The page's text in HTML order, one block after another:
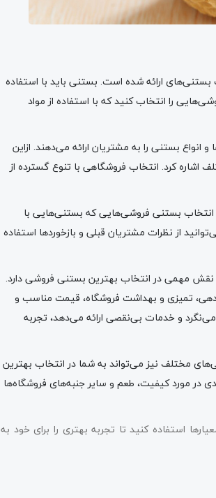
ارائه شده است. بستنی باید با استفاده
را انتخاب کنید که با استفاده از مواد
بستنی را به مشتریان ارائه می‌دهند. ازاین
اشاره کرد. انتخاب فروشگاهی با تنوع گسترده از
انتخاب بستنی فروشی‌هایی که بستنی‌هایی با
از نظرات مشتریان قبلی و بازخوردها استفاده
مهمی در انتخاب بهترین بستنی فروشی دارد.
تمیزی و بهداشت فروشگاه، قیمت مناسب و
و خدمات بی‌نقصی ارائه می‌دهد، تجربه
مختلف نیز می‌تواند به شما در انتخاب بهترین
در مورد کیفیت، طعم و سایر جنبه‌های فروشگاه‌ها
استفاده کنید تا تجربه بهتری را برای خود به